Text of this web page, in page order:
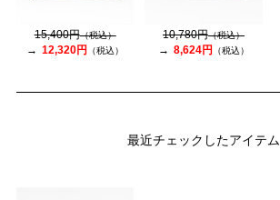
15,400円（税込）
12,320円 （税込）
10,780円（税込）
8,624円 （税込）
最近チェックしたアイテム